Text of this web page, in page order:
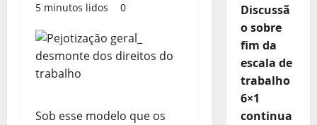
5 minutos lidos
0
Sob esse modelo que os
Discussã
o sobre
fim da
escala de
trabalho
6×1
continua